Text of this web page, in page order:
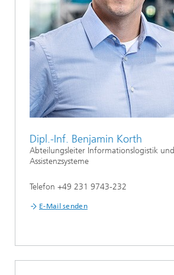
Dipl.-Inf. Benjamin Korth
Abteilungsleiter Informationslogistik und
Assistenzsysteme
Telefon +49 231 9743-232
E-Mail senden